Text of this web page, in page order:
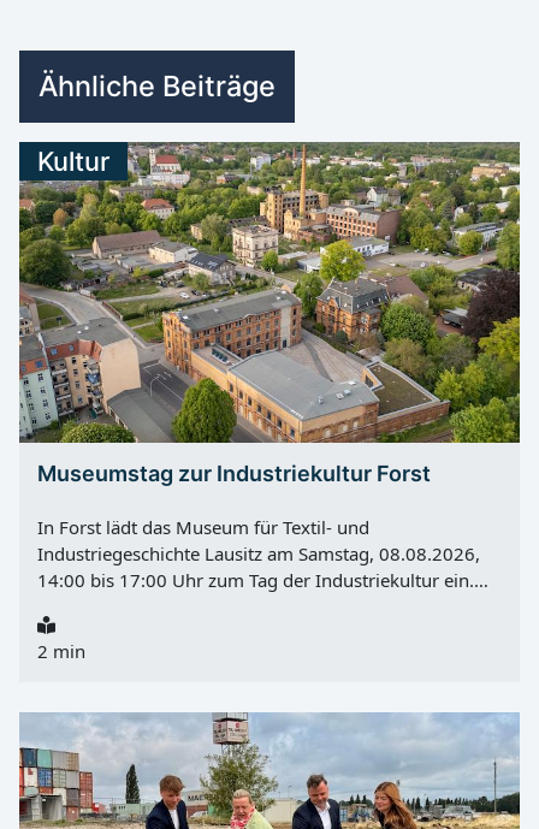
Ähnliche Beiträge
Kultur
Museumstag zur Industriekultur Forst
In Forst lädt das Museum für Textil- und
Industriegeschichte Lausitz am Samstag, 08.08.2026,
14:00 bis 17:00 Uhr zum Tag der Industriekultur ein.
durch die Weststadt, Einblicke hinter die Kulissen des
Museums und Mitmachangebote für Familien. Im
Tuchmacherstadt Forst. Besucher können historische
Orte kennenlernen und zugleich erfahren, wie sich das
Museum mit seiner neuen Dauerausstellung
weiterentwickelt. Spaziergang durch die Forster
Weststadt Der geführte Rundgang beginnt um 14:30
2 min